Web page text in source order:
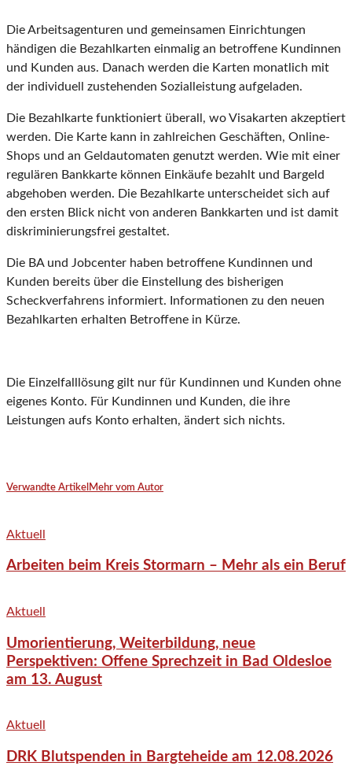
Die Arbeitsagenturen und gemeinsamen Einrichtungen
händigen die Bezahlkarten einmalig an betroffene Kundinnen
und Kunden aus. Danach werden die Karten monatlich mit
der individuell zustehenden Sozialleistung aufgeladen.
Die Bezahlkarte funktioniert überall, wo Visakarten akzeptiert
werden. Die Karte kann in zahlreichen Geschäften, Online-
Shops und an Geldautomaten genutzt werden. Wie mit einer
regulären Bankkarte können Einkäufe bezahlt und Bargeld
abgehoben werden. Die Bezahlkarte unterscheidet sich auf
den ersten Blick nicht von anderen Bankkarten und ist damit
diskriminierungsfrei gestaltet.
Die BA und Jobcenter haben betroffene Kundinnen und
Kunden bereits über die Einstellung des bisherigen
Scheckverfahrens informiert. Informationen zu den neuen
Bezahlkarten erhalten Betroffene in Kürze.
Die Einzelfalllösung gilt nur für Kundinnen und Kunden ohne
eigenes Konto. Für Kundinnen und Kunden, die ihre
Leistungen aufs Konto erhalten, ändert sich nichts.
Verwandte Artikel Mehr vom Autor
Aktuell
Arbeiten beim Kreis Stormarn – Mehr als ein Beruf
Aktuell
Umorientierung, Weiterbildung, neue
Perspektiven: Offene Sprechzeit in Bad Oldesloe
am 13. August
Aktuell
DRK Blutspenden in Bargteheide am 12.08.2026